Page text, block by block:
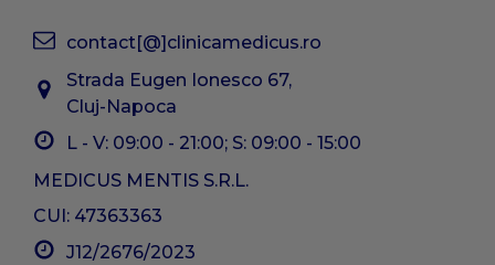
contact[@]clinicamedicus.ro
Strada Eugen Ionesco 67,
Cluj-Napoca
L - V: 09:00 - 21:00; S: 09:00 - 15:00
MEDICUS MENTIS S.R.L.
CUI: 47363363
J12/2676/2023